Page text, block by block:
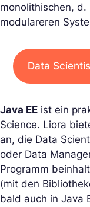
monolithischen,
modulareren
Data
Java EE ist ein
Science. Liora
an, die Data
oder Data
Programm
(mit den
bald auch in Java